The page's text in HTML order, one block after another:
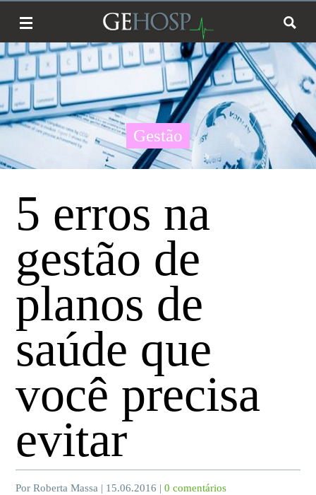
Gestão
5 erros na
gestão de
planos de
saúde que
você precisa
evitar
Por Roberta Massa | 15.06.2016 |0 comentários